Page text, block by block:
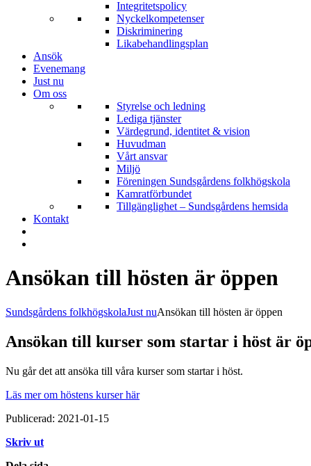
Integritetspolicy
Nyckelkompetenser
Diskriminering
Likabehandlingsplan
Ansök
Evenemang
Just nu
Om oss
Styrelse och ledning
Lediga tjänster
Värdegrund, identitet & vision
Huvudman
Vårt ansvar
Miljö
Föreningen Sundsgårdens folkhögskola
Kamratförbundet
Tillgänglighet – Sundsgårdens hemsida
Kontakt
Ansökan till hösten är öppen
Sundsgårdens folkhögskolaJust nuAnsökan till hösten är öppen
Ansökan till kurser som startar i höst är
Nu går det att ansöka till våra kurser som startar i höst.
Läs mer om höstens kurser här
Publicerad: 2021-01-15
Skriv ut